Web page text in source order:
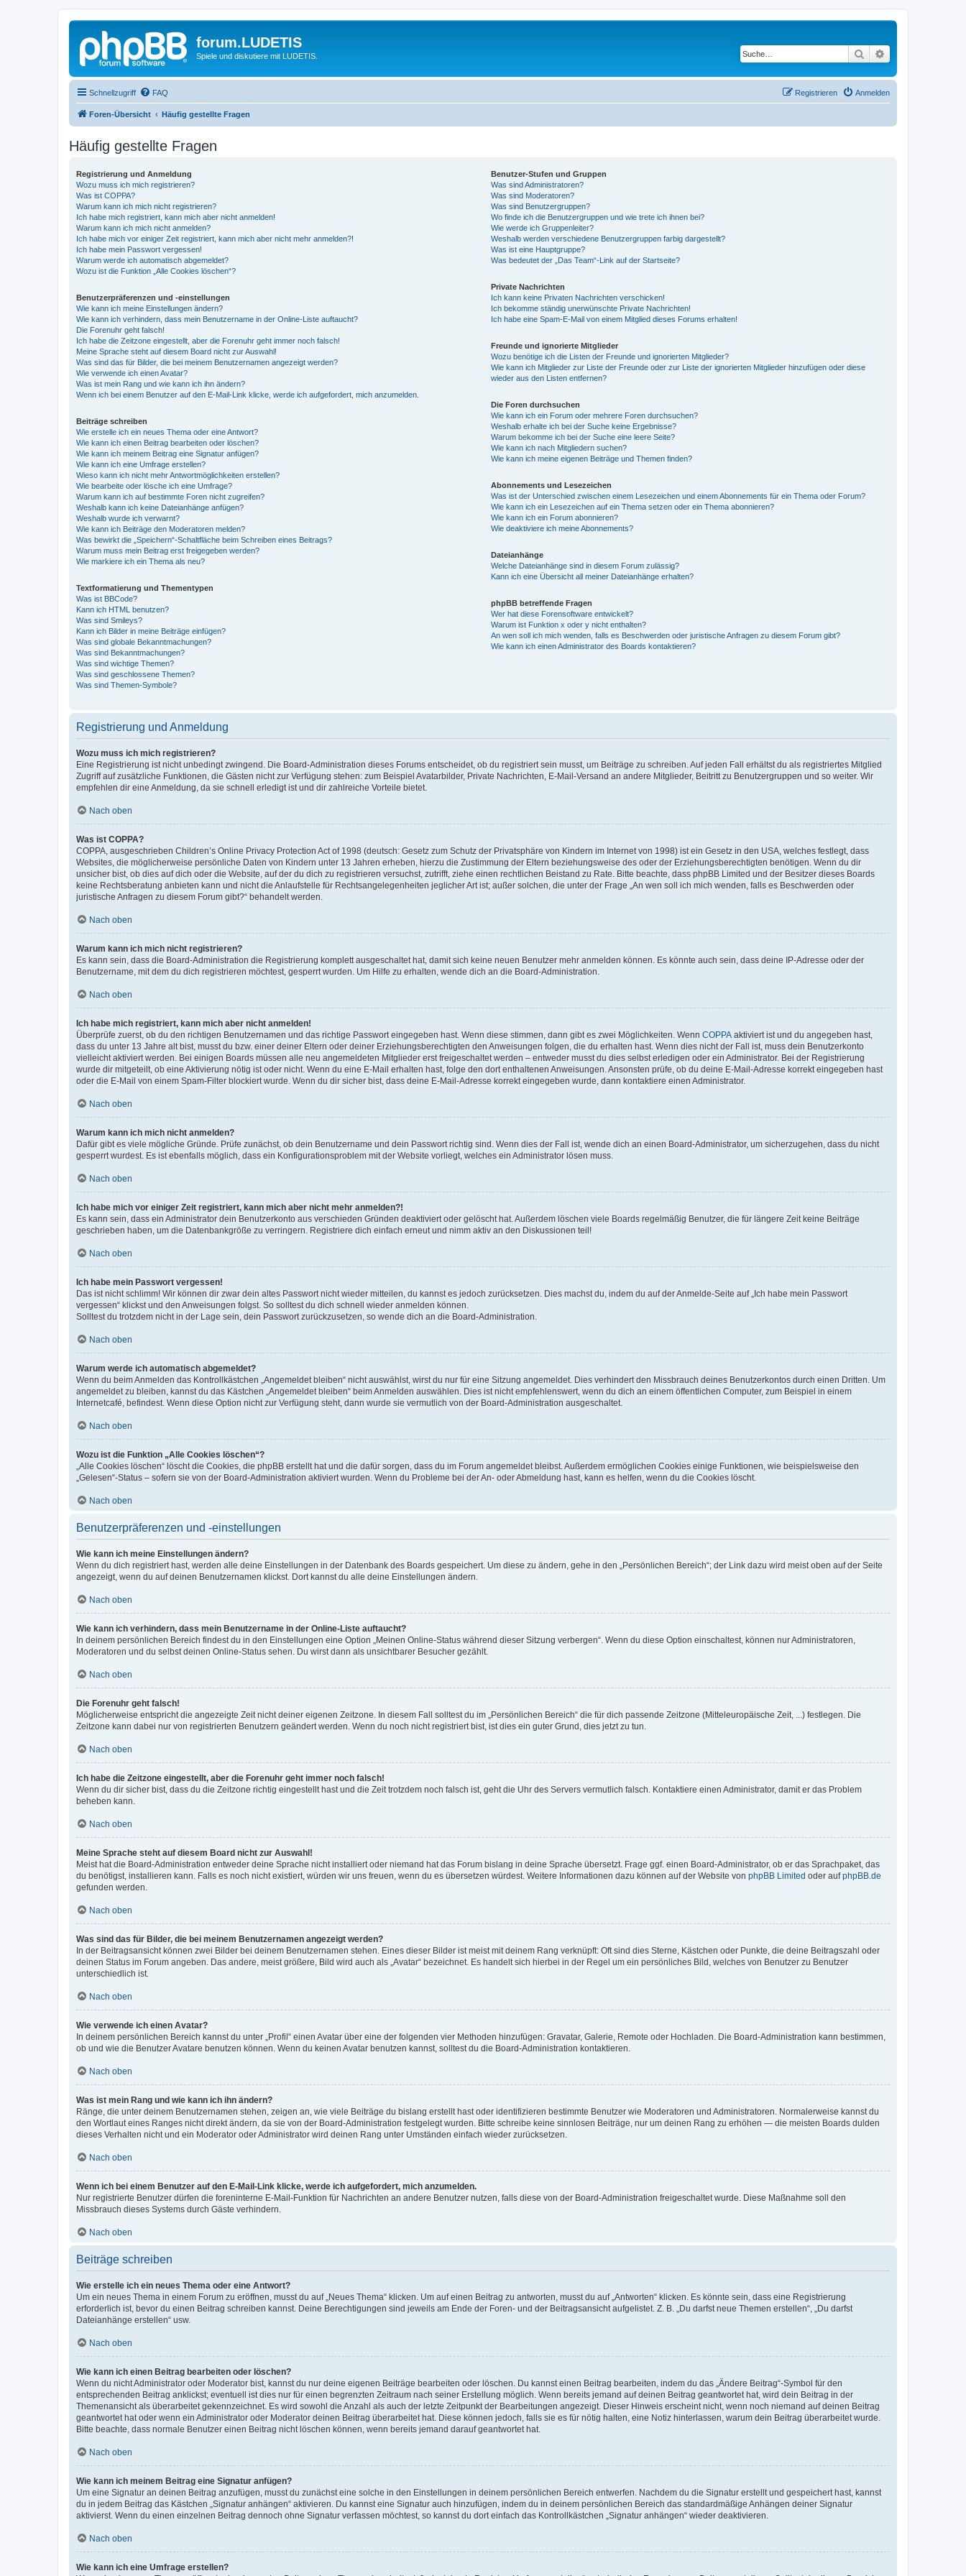
forum.LUDETIS
Spiele und diskutiere mit LUDETIS. Suche
Schnellzugriff FAQ Anmelden
Registrieren
Foren-Übersicht Häufig gestellte Fragen
Häufig gestellte Fragen
Registrierung und Anmeldung
Wozu muss ich mich registrieren?
Was ist COPPA?
Warum kann ich mich nicht registrieren?
Ich habe mich registriert, kann mich aber nicht anmelden!
Warum kann ich mich nicht anmelden?
Ich habe mich vor einiger Zeit registriert, kann mich aber nicht mehr anmelden?!
Ich habe mein Passwort vergessen!
Warum werde ich automatisch abgemeldet?
Wozu ist die Funktion „Alle Cookies löschen“?
Benutzerpräferenzen und -einstellungen
Wie kann ich meine Einstellungen ändern?
Wie kann ich verhindern, dass mein Benutzername in der Online-Liste auftaucht?
Die Forenuhr geht falsch!
Ich habe die Zeitzone eingestellt, aber die Forenuhr geht immer noch falsch!
Meine Sprache steht auf diesem Board nicht zur Auswahl!
Was sind das für Bilder, die bei meinem Benutzernamen angezeigt werden?
Wie verwende ich einen Avatar?
Was ist mein Rang und wie kann ich ihn ändern?
Wenn ich bei einem Benutzer auf den E-Mail-Link klicke, werde ich aufgefordert, mich anzumelden.
Beiträge schreiben
Wie erstelle ich ein neues Thema oder eine Antwort?
Wie kann ich einen Beitrag bearbeiten oder löschen?
Wie kann ich meinem Beitrag eine Signatur anfügen?
Wie kann ich eine Umfrage erstellen?
Wieso kann ich nicht mehr Antwortmöglichkeiten erstellen?
Wie bearbeite oder lösche ich eine Umfrage?
Warum kann ich auf bestimmte Foren nicht zugreifen?
Weshalb kann ich keine Dateianhänge anfügen?
Weshalb wurde ich verwarnt?
Wie kann ich Beiträge den Moderatoren melden?
Was bewirkt die „Speichern“-Schaltfläche beim Schreiben eines Beitrags?
Warum muss mein Beitrag erst freigegeben werden?
Wie markiere ich ein Thema als neu?
Textformatierung und Thementypen
Was ist BBCode?
Kann ich HTML benutzen?
Was sind Smileys?
Kann ich Bilder in meine Beiträge einfügen?
Was sind globale Bekanntmachungen?
Was sind Bekanntmachungen?
Was sind wichtige Themen?
Was sind geschlossene Themen?
Was sind Themen-Symbole?
Benutzer-Stufen und Gruppen
Was sind Administratoren?
Was sind Moderatoren?
Was sind Benutzergruppen?
Wo finde ich die Benutzergruppen und wie trete ich ihnen bei?
Wie werde ich Gruppenleiter?
Weshalb werden verschiedene Benutzergruppen farbig dargestellt?
Was ist eine Hauptgruppe?
Was bedeutet der „Das Team“-Link auf der Startseite?
Private Nachrichten
Ich kann keine Privaten Nachrichten verschicken!
Ich bekomme ständig unerwünschte Private Nachrichten!
Ich habe eine Spam-E-Mail von einem Mitglied dieses Forums erhalten!
Freunde und ignorierte Mitglieder
Wozu benötige ich die Listen der Freunde und ignorierten Mitglieder?
Wie kann ich Mitglieder zur Liste der Freunde oder zur Liste der ignorierten Mitglieder hinzufügen oder diese
wieder aus den Listen entfernen?
Die Foren durchsuchen
Wie kann ich ein Forum oder mehrere Foren durchsuchen?
Weshalb erhalte ich bei der Suche keine Ergebnisse?
Warum bekomme ich bei der Suche eine leere Seite?
Wie kann ich nach Mitgliedern suchen?
Wie kann ich meine eigenen Beiträge und Themen finden?
Abonnements und Lesezeichen
Was ist der Unterschied zwischen einem Lesezeichen und einem Abonnements für ein Thema oder Forum?
Wie kann ich ein Lesezeichen auf ein Thema setzen oder ein Thema abonnieren?
Wie kann ich ein Forum abonnieren?
Wie deaktiviere ich meine Abonnements?
Dateianhänge
Welche Dateianhänge sind in diesem Forum zulässig?
Kann ich eine Übersicht all meiner Dateianhänge erhalten?
phpBB betreffende Fragen
Wer hat diese Forensoftware entwickelt?
Warum ist Funktion x oder y nicht enthalten?
An wen soll ich mich wenden, falls es Beschwerden oder juristische Anfragen zu diesem Forum gibt?
Wie kann ich einen Administrator des Boards kontaktieren?
Registrierung und Anmeldung
Wozu muss ich mich registrieren?
Eine Registrierung ist nicht unbedingt zwingend. Die Board-Administration dieses Forums entscheidet, ob du registriert sein musst, um Beiträge zu schreiben. Auf jeden Fall erhältst du als registriertes Mitglied
Zugriff auf zusätzliche Funktionen, die Gästen nicht zur Verfügung stehen: zum Beispiel Avatarbilder, Private Nachrichten, E-Mail-Versand an andere Mitglieder, Beitritt zu Benutzergruppen und so weiter. Wir
empfehlen dir eine Anmeldung, da sie schnell erledigt ist und dir zahlreiche Vorteile bietet.
Nach oben
Was ist COPPA?
COPPA, ausgeschrieben Children’s Online Privacy Protection Act of 1998 (deutsch: Gesetz zum Schutz der Privatsphäre von Kindern im Internet von 1998) ist ein Gesetz in den USA, welches festlegt, dass
Websites, die möglicherweise persönliche Daten von Kindern unter 13 Jahren erheben, hierzu die Zustimmung der Eltern beziehungsweise des oder der Erziehungsberechtigten benötigen. Wenn du dir
unsicher bist, ob dies auf dich oder die Website, auf der du dich zu registrieren versuchst, zutrifft, ziehe einen rechtlichen Beistand zu Rate. Bitte beachte, dass phpBB Limited und der Besitzer dieses Boards
keine Rechtsberatung anbieten kann und nicht die Anlaufstelle für Rechtsangelegenheiten jeglicher Art ist; außer solchen, die unter der Frage „An wen soll ich mich wenden, falls es Beschwerden oder
juristische Anfragen zu diesem Forum gibt?“ behandelt werden.
Nach oben
Warum kann ich mich nicht registrieren?
Es kann sein, dass die Board-Administration die Registrierung komplett ausgeschaltet hat, damit sich keine neuen Benutzer mehr anmelden können. Es könnte auch sein, dass deine IP-Adresse oder der
Benutzername, mit dem du dich registrieren möchtest, gesperrt wurden. Um Hilfe zu erhalten, wende dich an die Board-Administration.
Nach oben
Ich habe mich registriert, kann mich aber nicht anmelden!
Überprüfe zuerst, ob du den richtigen Benutzernamen und das richtige Passwort eingegeben hast. Wenn diese stimmen, dann gibt es zwei Möglichkeiten. Wenn COPPA aktiviert ist und du angegeben hast,
dass du unter 13 Jahre alt bist, musst du bzw. einer deiner Eltern oder deiner Erziehungsberechtigten den Anweisungen folgen, die du erhalten hast. Wenn dies nicht der Fall ist, muss dein Benutzerkonto
vielleicht aktiviert werden. Bei einigen Boards müssen alle neu angemeldeten Mitglieder erst freigeschaltet werden – entweder musst du dies selbst erledigen oder ein Administrator. Bei der Registrierung
wurde dir mitgeteilt, ob eine Aktivierung nötig ist oder nicht. Wenn du eine E-Mail erhalten hast, folge den dort enthaltenen Anweisungen. Ansonsten prüfe, ob du deine E-Mail-Adresse korrekt eingegeben hast
oder die E-Mail von einem Spam-Filter blockiert wurde. Wenn du dir sicher bist, dass deine E-Mail-Adresse korrekt eingegeben wurde, dann kontaktiere einen Administrator.
Nach oben
Warum kann ich mich nicht anmelden?
Dafür gibt es viele mögliche Gründe. Prüfe zunächst, ob dein Benutzername und dein Passwort richtig sind. Wenn dies der Fall ist, wende dich an einen Board-Administrator, um sicherzugehen, dass du nicht
gesperrt wurdest. Es ist ebenfalls möglich, dass ein Konfigurationsproblem mit der Website vorliegt, welches ein Administrator lösen muss.
Nach oben
Ich habe mich vor einiger Zeit registriert, kann mich aber nicht mehr anmelden?!
Es kann sein, dass ein Administrator dein Benutzerkonto aus verschieden Gründen deaktiviert oder gelöscht hat. Außerdem löschen viele Boards regelmäßig Benutzer, die für längere Zeit keine Beiträge
geschrieben haben, um die Datenbankgröße zu verringern. Registriere dich einfach erneut und nimm aktiv an den Diskussionen teil!
Nach oben
Ich habe mein Passwort vergessen!
Das ist nicht schlimm! Wir können dir zwar dein altes Passwort nicht wieder mitteilen, du kannst es jedoch zurücksetzen. Dies machst du, indem du auf der Anmelde-Seite auf „Ich habe mein Passwort
vergessen“ klickst und den Anweisungen folgst. So solltest du dich schnell wieder anmelden können.
Solltest du trotzdem nicht in der Lage sein, dein Passwort zurückzusetzen, so wende dich an die Board-Administration.
Nach oben
Warum werde ich automatisch abgemeldet?
Wenn du beim Anmelden das Kontrollkästchen „Angemeldet bleiben“ nicht auswählst, wirst du nur für eine Sitzung angemeldet. Dies verhindert den Missbrauch deines Benutzerkontos durch einen Dritten. Um
angemeldet zu bleiben, kannst du das Kästchen „Angemeldet bleiben“ beim Anmelden auswählen. Dies ist nicht empfehlenswert, wenn du dich an einem öffentlichen Computer, zum Beispiel in einem
Internetcafé, befindest. Wenn diese Option nicht zur Verfügung steht, dann wurde sie vermutlich von der Board-Administration ausgeschaltet.
Nach oben
Wozu ist die Funktion „Alle Cookies löschen“?
„Alle Cookies löschen“ löscht die Cookies, die phpBB erstellt hat und die dafür sorgen, dass du im Forum angemeldet bleibst. Außerdem ermöglichen Cookies einige Funktionen, wie beispielsweise den
„Gelesen“-Status – sofern sie von der Board-Administration aktiviert wurden. Wenn du Probleme bei der An- oder Abmeldung hast, kann es helfen, wenn du die Cookies löscht.
Nach oben
Benutzerpräferenzen und -einstellungen
Wie kann ich meine Einstellungen ändern?
Wenn du dich registriert hast, werden alle deine Einstellungen in der Datenbank des Boards gespeichert. Um diese zu ändern, gehe in den „Persönlichen Bereich“; der Link dazu wird meist oben auf der Seite
angezeigt, wenn du auf deinen Benutzernamen klickst. Dort kannst du alle deine Einstellungen ändern.
Nach oben
Wie kann ich verhindern, dass mein Benutzername in der Online-Liste auftaucht?
In deinem persönlichen Bereich findest du in den Einstellungen eine Option „Meinen Online-Status während dieser Sitzung verbergen“. Wenn du diese Option einschaltest, können nur Administratoren,
Moderatoren und du selbst deinen Online-Status sehen. Du wirst dann als unsichtbarer Besucher gezählt.
Nach oben
Die Forenuhr geht falsch!
Möglicherweise entspricht die angezeigte Zeit nicht deiner eigenen Zeitzone. In diesem Fall solltest du im „Persönlichen Bereich“ die für dich passende Zeitzone (Mitteleuropäische Zeit, ...) festlegen. Die
Zeitzone kann dabei nur von registrierten Benutzern geändert werden. Wenn du noch nicht registriert bist, ist dies ein guter Grund, dies jetzt zu tun.
Nach oben
Ich habe die Zeitzone eingestellt, aber die Forenuhr geht immer noch falsch!
Wenn du dir sicher bist, dass du die Zeitzone richtig eingestellt hast und die Zeit trotzdem noch falsch ist, geht die Uhr des Servers vermutlich falsch. Kontaktiere einen Administrator, damit er das Problem
beheben kann.
Nach oben
Meine Sprache steht auf diesem Board nicht zur Auswahl!
Meist hat die Board-Administration entweder deine Sprache nicht installiert oder niemand hat das Forum bislang in deine Sprache übersetzt. Frage ggf. einen Board-Administrator, ob er das Sprachpaket, das
du benötigst, installieren kann. Falls es noch nicht existiert, würden wir uns freuen, wenn du es übersetzen würdest. Weitere Informationen dazu können auf der Website von phpBB Limited oder aufphpBB.de
gefunden werden.
Nach oben
Was sind das für Bilder, die bei meinem Benutzernamen angezeigt werden?
In der Beitragsansicht können zwei Bilder bei deinem Benutzernamen stehen. Eines dieser Bilder ist meist mit deinem Rang verknüpft: Oft sind dies Sterne, Kästchen oder Punkte, die deine Beitragszahl oder
deinen Status im Forum angeben. Das andere, meist größere, Bild wird auch als „Avatar“ bezeichnet. Es handelt sich hierbei in der Regel um ein persönliches Bild, welches von Benutzer zu Benutzer
unterschiedlich ist.
Nach oben
Wie verwende ich einen Avatar?
In deinem persönlichen Bereich kannst du unter „Profil“ einen Avatar über eine der folgenden vier Methoden hinzufügen: Gravatar, Galerie, Remote oder Hochladen. Die Board-Administration kann bestimmen,
ob und wie die Benutzer Avatare benutzen können. Wenn du keinen Avatar benutzen kannst, solltest du die Board-Administration kontaktieren.
Nach oben
Was ist mein Rang und wie kann ich ihn ändern?
Ränge, die unter deinem Benutzernamen stehen, zeigen an, wie viele Beiträge du bislang erstellt hast oder identifizieren bestimmte Benutzer wie Moderatoren und Administratoren. Normalerweise kannst du
den Wortlaut eines Ranges nicht direkt ändern, da sie von der Board-Administration festgelegt wurden. Bitte schreibe keine sinnlosen Beiträge, nur um deinen Rang zu erhöhen — die meisten Boards dulden
dieses Verhalten nicht und ein Moderator oder Administrator wird deinen Rang unter Umständen einfach wieder zurücksetzen.
Nach oben
Wenn ich bei einem Benutzer auf den E-Mail-Link klicke, werde ich aufgefordert, mich anzumelden.
Nur registrierte Benutzer dürfen die foreninterne E-Mail-Funktion für Nachrichten an andere Benutzer nutzen, falls diese von der Board-Administration freigeschaltet wurde. Diese Maßnahme soll den
Missbrauch dieses Systems durch Gäste verhindern.
Nach oben
Beiträge schreiben
Wie erstelle ich ein neues Thema oder eine Antwort?
Um ein neues Thema in einem Forum zu eröffnen, musst du auf „Neues Thema“ klicken. Um auf einen Beitrag zu antworten, musst du auf „Antworten“ klicken. Es könnte sein, dass eine Registrierung
erforderlich ist, bevor du einen Beitrag schreiben kannst. Deine Berechtigungen sind jeweils am Ende der Foren- und der Beitragsansicht aufgelistet. Z. B. „Du darfst neue Themen erstellen“, „Du darfst
Dateianhänge erstellen“ usw.
Nach oben
Wie kann ich einen Beitrag bearbeiten oder löschen?
Wenn du nicht Administrator oder Moderator bist, kannst du nur deine eigenen Beiträge bearbeiten oder löschen. Du kannst einen Beitrag bearbeiten, indem du das „Ändere Beitrag“-Symbol für den
entsprechenden Beitrag anklickst; eventuell ist dies nur für einen begrenzten Zeitraum nach seiner Erstellung möglich. Wenn bereits jemand auf deinen Beitrag geantwortet hat, wird dein Beitrag in der
Themenansicht als überarbeitet gekennzeichnet. Es wird sowohl die Anzahl als auch der letzte Zeitpunkt der Bearbeitungen angezeigt. Dieser Hinweis erscheint nicht, wenn noch niemand auf deinen Beitrag
geantwortet hat oder wenn ein Administrator oder Moderator deinen Beitrag überarbeitet hat. Diese können jedoch, falls sie es für nötig halten, eine Notiz hinterlassen, warum dein Beitrag überarbeitet wurde.
Bitte beachte, dass normale Benutzer einen Beitrag nicht löschen können, wenn bereits jemand darauf geantwortet hat.
Nach oben
Wie kann ich meinem Beitrag eine Signatur anfügen?
Um eine Signatur an deinen Beitrag anzufügen, musst du zunächst eine solche in den Einstellungen in deinem persönlichen Bereich entwerfen. Nachdem du die Signatur erstellt und gespeichert hast, kannst
du in jedem Beitrag das Kästchen „Signatur anhängen“ aktivieren. Du kannst eine Signatur auch hinzufügen, indem du in deinem persönlichen Bereich das standardmäßige Anhängen deiner Signatur
aktivierst. Wenn du einen einzelnen Beitrag dennoch ohne Signatur verfassen möchtest, so kannst du dort einfach das Kontrollkästchen „Signatur anhängen“ wieder deaktivieren.
Nach oben
Wie kann ich eine Umfrage erstellen?